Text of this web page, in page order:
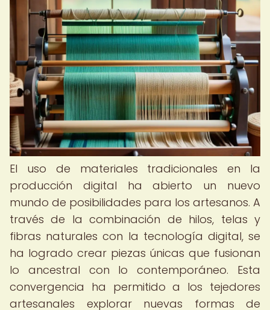
El uso de materiales tradicionales en la
producción digital ha abierto un nuevo
mundo de posibilidades para los artesanos. A
través de la combinación de hilos, telas y
fibras naturales con la tecnología digital, se
ha logrado crear piezas únicas que fusionan
lo ancestral con lo contemporáneo. Esta
convergencia ha permitido a los tejedores
artesanales explorar nuevas formas de